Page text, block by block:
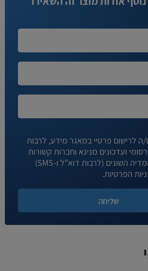
ה לרישום פרטיי במאגר מידע, לרבות
ועדכונים מניגא וחברות קשורות
לה באמצעי המדיה השונים (לרבות דוא"ל ו-SMS)
הפרטיות.